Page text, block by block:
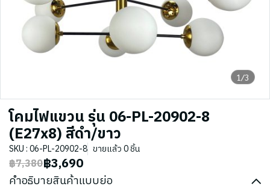
1/3
โคมไฟแขวน รุ่น 06-PL-20902-8
(E27x8) สีดำ/ขาว
SKU : 06-PL-20902-8 ขายแล้ว 0 ชิ้น
฿7,380฿3,690
คำอธิบายสินค้าแบบย่อ